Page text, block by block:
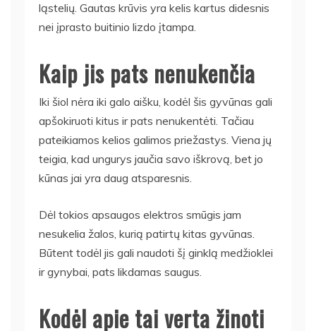
ląstelių. Gautas krūvis yra kelis kartus didesnis
nei įprasto buitinio lizdo įtampa.
Kaip jis pats nenukenčia
Iki šiol nėra iki galo aišku, kodėl šis gyvūnas gali
apšokiruoti kitus ir pats nenukentėti. Tačiau
pateikiamos kelios galimos priežastys. Viena jų
teigia, kad ungurys jaučia savo iškrovą, bet jo
kūnas jai yra daug atsparesnis.
Dėl tokios apsaugos elektros smūgis jam
nesukelia žalos, kurią patirtų kitas gyvūnas.
Būtent todėl jis gali naudoti šį ginklą medžioklei
ir gynybai, pats likdamas saugus.
Kodėl apie tai verta žinoti